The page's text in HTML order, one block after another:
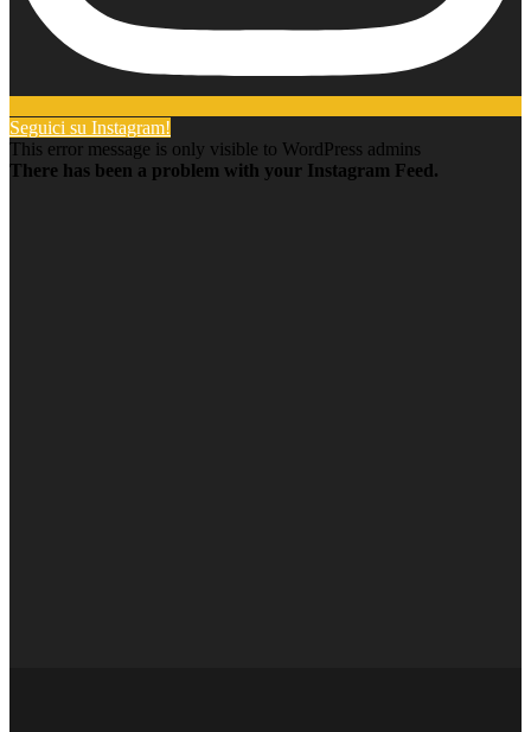
Seguici su Instagram!
This error message is only visible to WordPress admins
There has been a problem with your Instagram Feed.